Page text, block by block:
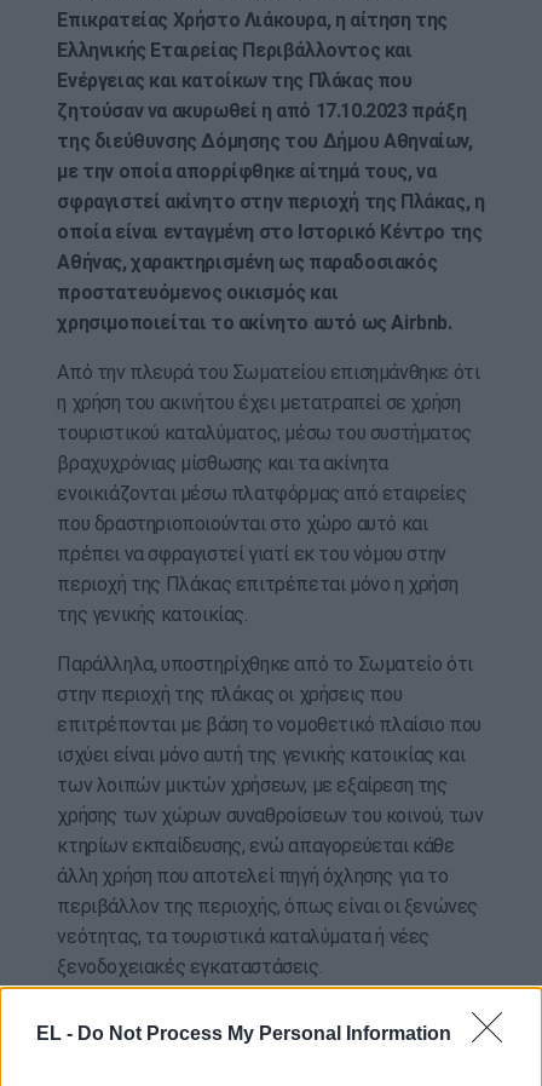
EL - Do Not Process My Personal Information
Επικρατείας Χρήστο Λιάκουρα, η αίτηση της
Ελληνικής Εταιρείας Περιβάλλοντος και
Ενέργειας και κατοίκων της Πλάκας που
ζητούσαν να ακυρωθεί η από 17.10.2023 πράξη
της διεύθυνσης Δόμησης του Δήμου Αθηναίων,
με την οποία απορρίφθηκε αίτημά τους, να
σφραγιστεί ακίνητο στην περιοχή της Πλάκας, η
οποία είναι ενταγμένη στο Ιστορικό Κέντρο της
Αθήνας, χαρακτηρισμένη ως παραδοσιακός
προστατευόμενος οικισμός και
χρησιμοποιείται το ακίνητο αυτό ως Airbnb.
Από την πλευρά του Σωματείου επισημάνθηκε ότι
η χρήση του ακινήτου έχει μετατραπεί σε χρήση
τουριστικού καταλύματος, μέσω του συστήματος
βραχυχρόνιας μίσθωσης και τα ακίνητα
ενοικιάζονται μέσω πλατφόρμας από εταιρείες
που δραστηριοποιούνται στο χώρο αυτό και
πρέπει να σφραγιστεί γιατί εκ του νόμου στην
περιοχή της Πλάκας επιτρέπεται μόνο η χρήση
της γενικής κατοικίας.
Παράλληλα, υποστηρίχθηκε από το Σωματείο ότι
στην περιοχή της πλάκας οι χρήσεις που
επιτρέπονται με βάση το νομοθετικό πλαίσιο που
ισχύει είναι μόνο αυτή της γενικής κατοικίας και
των λοιπών μικτών χρήσεων, με εξαίρεση της
χρήσης των χώρων συναθροίσεων του κοινού, των
κτηρίων εκπαίδευσης, ενώ απαγορεύεται κάθε
άλλη χρήση που αποτελεί πηγή όχλησης για το
περιβάλλον της περιοχής, όπως είναι οι ξενώνες
νεότητας, τα τουριστικά καταλύματα ή νέες
ξενοδοχειακές εγκαταστάσεις.
υποστήριξαν ότι σύμφωνα με το άρθρο 24 του